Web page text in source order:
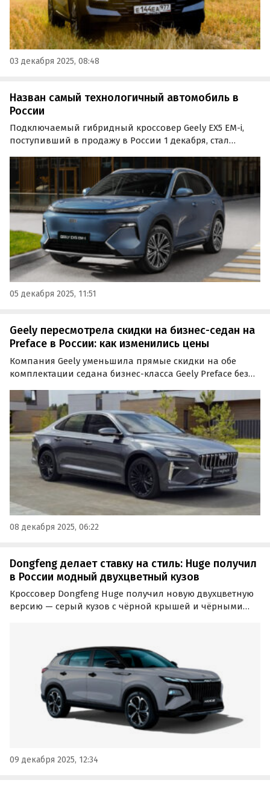
03 декабря 2025, 08:48
Назван самый технологичный автомобиль в
России
Подключаемый гибридный кроссовер Geely EX5 EM-i,
поступивший в продажу в России 1 декабря, стал
технологичный автомобиль по версии Techinsider.ru»,
которая была присуждена редакционным жюри в
рамках первой…
05 декабря 2025, 11:51
Geely пересмотрела скидки на бизнес-седан на
Preface в России: как изменились цены
Компания Geely уменьшила прямые скидки на обе
комплектации седана бизнес-класса Geely Preface без
«Автоновости дня» со ссылкой на данные
собственного мониторинга.
08 декабря 2025, 06:22
Dongfeng делает ставку на стиль: Huge получил
в России модный двухцветный кузов
Кроссовер Dongfeng Huge получил новую двухцветную
версию — серый кузов с чёрной крышей и чёрными
09 декабря 2025, 12:34